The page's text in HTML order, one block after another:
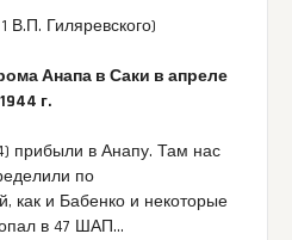
1 В.П. Гиляревского)
Анапа в Саки в апреле
1944 г.
прибыли в Анапу. Там нас
по
как и Бабенко и некоторые
в 47 ШАП…